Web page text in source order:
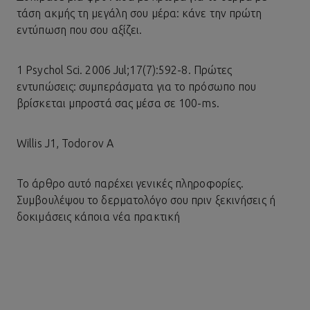
τάση ακμής τη μεγάλη σου μέρα: κάνε την πρώτη
εντύπωση που σου αξίζει.
1 Psychol Sci. 2006 Jul;17(7):592-8. Πρώτες
εντυπώσεις: συμπεράσματα για το πρόσωπο που
βρίσκεται μπροστά σας μέσα σε 100-ms.
Willis J1, Todorov A
Το άρθρο αυτό παρέχει γενικές πληροφορίες.
Συμβουλέψου το δερματολόγο σου πριν ξεκινήσεις ή
δοκιμάσεις κάποια νέα πρακτική